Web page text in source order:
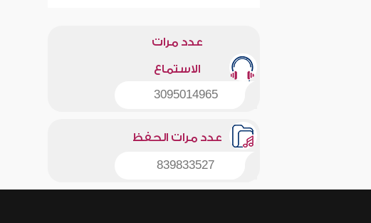
عدد مرات
الاستماع
3095014965
عدد مرات الحفظ
839833527